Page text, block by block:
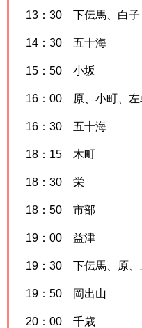
13：30 下伝馬、白子
14：30 五十海
15：50 小坂
16：00 原、小町、左
16：30 五十海
18：15 木町
18：30 栄
18：50 市部
19：00 益津
19：30 下伝馬、原、
19：50 岡出山
20：00 千歳